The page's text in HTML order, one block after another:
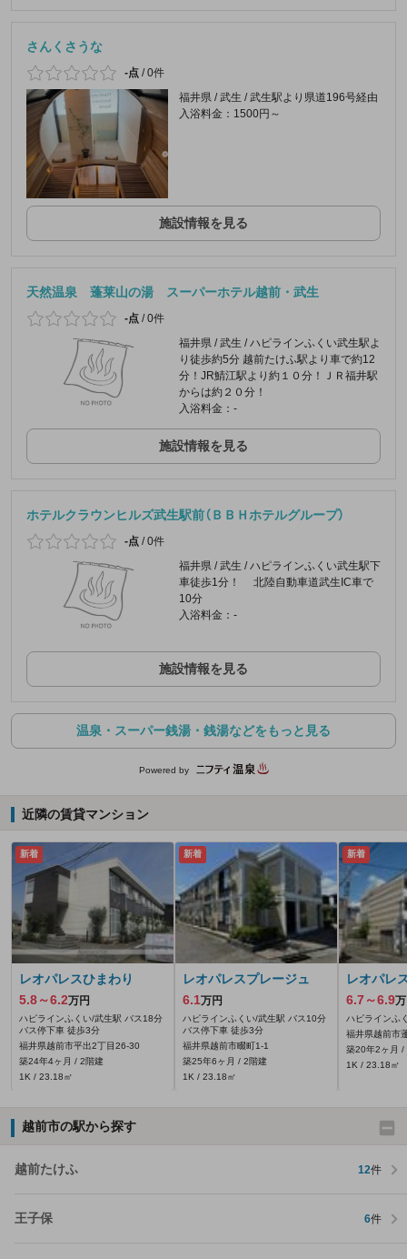
さんくさうな
-点 /0件
福井県 / 武生 / 武生駅より県道196号経由
入浴料金：1500円～
施設情報を見る
天然温泉 蓬莱山の湯 スーパーホテル越前・武生
-点 /0件
福井県 / 武生 / ハピラインふくい武生駅よ
り徒歩約5分 越前たけふ駅より車で約12
分！JR鯖江駅より約１０分！ＪＲ福井駅
からは約２０分！
入浴料金：-
施設情報を見る
ホテルクラウンヒルズ武生駅前（ＢＢＨホテルグループ）
-点 /0件
福井県 / 武生 / ハピラインふくい武生駅下
車徒歩1分！ 北陸自動車道武生IC車で
10分
入浴料金：-
施設情報を見る
温泉・スーパー銭湯・銭湯などをもっと見る
Powered by
近隣の賃貸マンション
新着
レオパレスひまわり
5.8～6.2万円
ハピラインふくい/武生駅 バス18分
バス停下車 徒歩3分
福井県越前市平出2丁目26-30
築24年4ヶ月 / 2階建
1K / 23.18㎡
新着
レオパレスプレージュ
6.1万円
ハピラインふくい/武生駅 バス10分
バス停下車 徒歩3分
福井県越前市畷町1‐1
築25年6ヶ月 / 2階建
1K / 23.18㎡
新着
レオパレ
6.7～6.9
ハピラインふ
福井県越前市
築20年2ヶ月 /
1K / 23.18㎡
越前市の駅から探す
越前たけふ 12件
王子保 6件